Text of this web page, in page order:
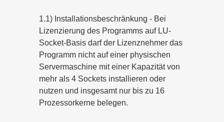
1.1) Installationsbeschränkung - Bei
Lizenzierung des Programms auf LU-
Socket-Basis darf der Lizenznehmer das
Programm nicht auf einer physischen
Servermaschine mit einer Kapazität von
mehr als 4 Sockets installieren oder
nutzen und insgesamt nur bis zu 16
Prozessorkerne belegen.